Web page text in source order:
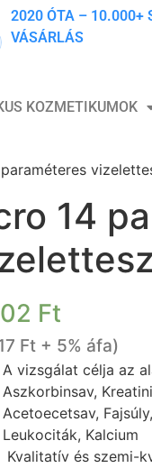
2020 ÓTA – 10.000+
VÁSÁRLÁS
KOZMETIKUMOK
14
Ft
Ft+ 5% áfa)
A vizsgálat célja az
Aszkorbinsav,
Acetoecetsav,
Leukociták, Kalcium
Kvalitatív és szemi-